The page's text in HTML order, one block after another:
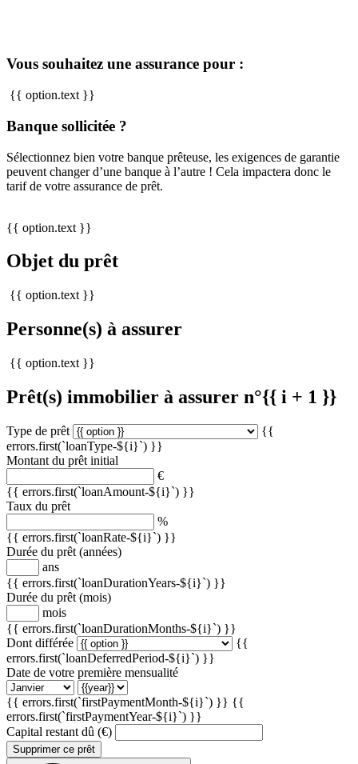
Vous souhaitez une assurance pour :
{{ option.text }}
Banque sollicitée ?
Sélectionnez bien votre banque prêteuse, les exigences de garantie
peuvent changer d’une banque à l’autre ! Cela impactera donc le
tarif de votre assurance de prêt.
{{ option.text }}
Objet du prêt
{{ option.text }}
Personne(s) à assurer
{{ option.text }}
Prêt(s) immobilier à assurer n°{{ i + 1 }}
Type de prêt
{{
errors.first(`loanType-${i}`) }}
Montant du prêt initial
€
{{ errors.first(`loanAmount-${i}`) }}
Taux du prêt
%
{{ errors.first(`loanRate-${i}`) }}
Durée du prêt (années)
ans
{{ errors.first(`loanDurationYears-${i}`) }}
Durée du prêt (mois)
mois
{{ errors.first(`loanDurationMonths-${i}`) }}
Dont différée
{{
errors.first(`loanDeferredPeriod-${i}`) }}
Date de votre première mensualité
{{ errors.first(`firstPaymentMonth-${i}`) }} {{
errors.first(`firstPaymentYear-${i}`) }}
Capital restant dû (€)
Supprimer ce prêt